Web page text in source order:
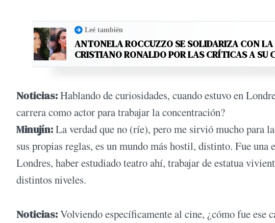
Leé también
ANTONELA ROCCUZZO SE SOLIDARIZA CON LA
CRISTIANO RONALDO POR LAS CRÍTICAS A SU
Noticias:Hablando de curiosidades, cuando estuvo en
carrera como actor para trabajar la concentración?
Minujín:La verdad que no (ríe), pero me sirvió mucho para
sus propias reglas, es un mundo más hostil, distinto. Fue
Londres, haber estudiado teatro ahí, trabajar de estatua
distintos niveles.
Noticias:Volviendo específicamente al cine, ¿cómo fue ese